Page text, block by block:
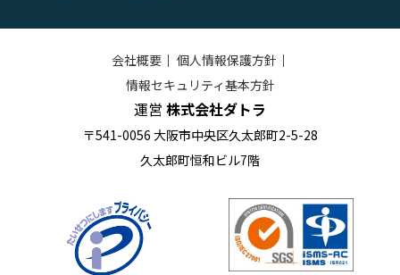
会社概要｜ 個人情報保護方針 ｜
情報セキュリティ基本方針
運営 株式会社ダトラ
〒541-0056 大阪市中央区久太郎町2-5-28
久太郎町恒和ビル7階